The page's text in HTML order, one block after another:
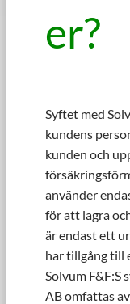
er?
Syftet med
kundens
kunden och
använder
för att lagra
är endast ett
har tillgång till
Solvum F&F:S
AB omfattas